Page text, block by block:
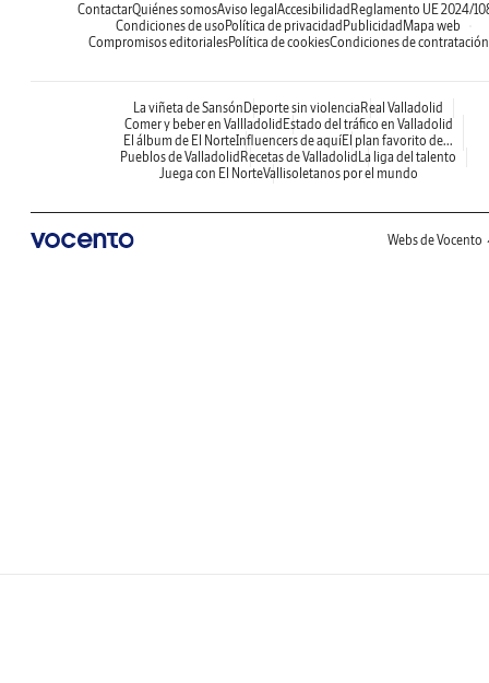
ContactarQuiénes somosAviso legal Accesibilidad Reglamento UE 2024/
Condiciones de uso Política de privacidad Publicidad Mapa web
Compromisos editorialesPolítica de cookiesCondiciones de contratación
La viñeta de Sansón Deporte sin violencia Real Valladolid
Comer y beber en Vallladolid Estado del tráfico en Valladolid
El álbum de El NorteInfluencers de aquíEl plan favorito de...
Pueblos de Valladolid Recetas de Valladolid La liga del talento
Juega con El NorteVallisoletanos por el mundo
Webs de Vocento